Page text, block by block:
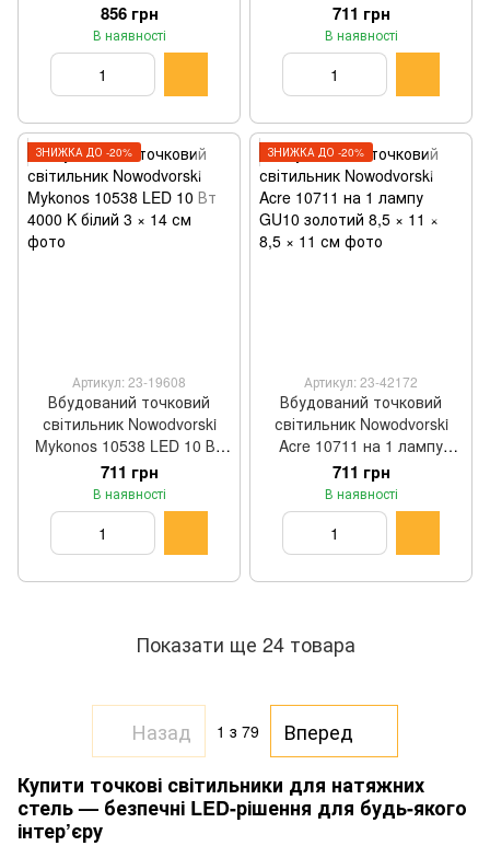
4000 K білий 5 × 11 см
856 грн
В наявності
3000 K білий 3 × 14 см
711 грн
В наявності
ЗНИЖКА ДО -20%
Артикул: 23-19608
Вбудований точковий
світильник Nowodvorski
Mykonos 10538 LED 10 Вт
4000 K білий 3 × 14 см
711 грн
В наявності
ЗНИЖКА ДО -20%
Артикул: 23-42172
Вбудований точковий
світильник Nowodvorski
Acre 10711 на 1 лампу
GU10 золотий 8,5 × 11 ×
8,5 × 11 см
711 грн
В наявності
Показати ще 24 товара
Назад 1 з 79
Вперед
Купити точкові світильники для натяжних
стель — безпечні LED-рішення для будь-якого
інтер’єру